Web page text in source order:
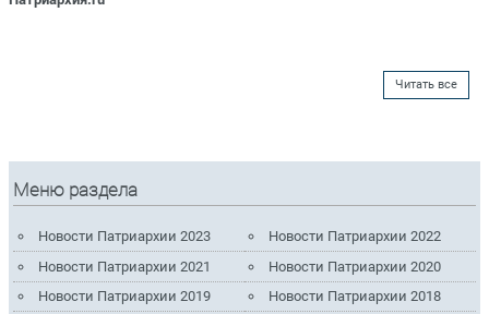
Читать все
Меню раздела
Новости Патриархии 2023
Новости Патриархии 2022
Новости Патриархии 2021
Новости Патриархии 2020
Новости Патриархии 2019
Новости Патриархии 2018